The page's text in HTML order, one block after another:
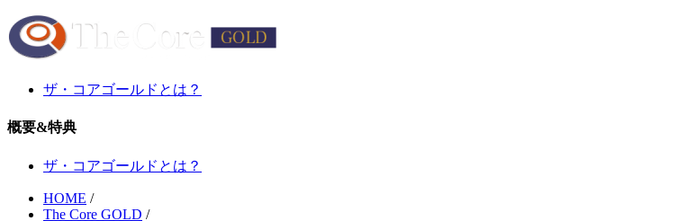
ザ・コアゴールドとは？
概要&特典
ザ・コアゴールドとは？
HOME /
The Core GOLD /